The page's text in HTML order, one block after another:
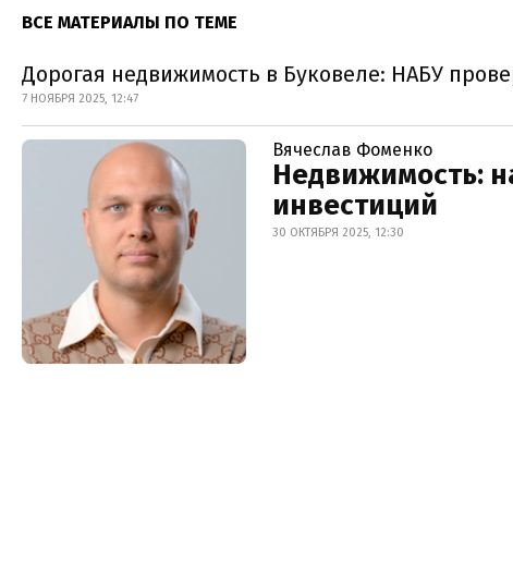
ВСЕ МАТЕРИАЛЫ ПО ТЕМЕ
Дорогая недвижимость в Буковеле: НАБУ
7 НОЯБРЯ 2025, 12:47
Вячеслав Фоменко
Недвижимость:
инвестиций
30 ОКТЯБРЯ 2025, 12:30